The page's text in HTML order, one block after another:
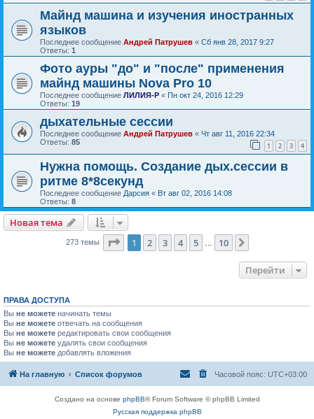
Майнд машина и изучения иностранных
языков
Последнее сообщение Андрей Патрушев « Сб янв 28, 2017 9:27
Ответы: 1
Фото ауры "до" и "после" применения
майнд машины Nova Pro 10
Последнее сообщение ЛИЛИЯ-Р « Пн окт 24, 2016 12:29
Ответы: 19
дыхательные сессии
Последнее сообщение Андрей Патрушев « Чт авг 11, 2016 22:34
Ответы: 85 1 2 3 4
Нужна помощь. Создание дых.сессии в
ритме 8*8секунд
Последнее сообщение Дарсия « Вт авг 02, 2016 14:08
Ответы: 8
Новая тема
273 темы Страница из 10
1 2 3 4 5 10
Перейти
ПРАВА ДОСТУПА
Вы не можете начинать темы
Вы не можете отвечать на сообщения
Вы не можете редактировать свои сообщения
Вы не можете удалять свои сообщения
Вы не можете добавлять вложения
На главную Список форумов Часовой пояс: UTC+03:00
Создано на основе phpBB® Forum Software © phpBB Limited
Русская поддержка phpBB